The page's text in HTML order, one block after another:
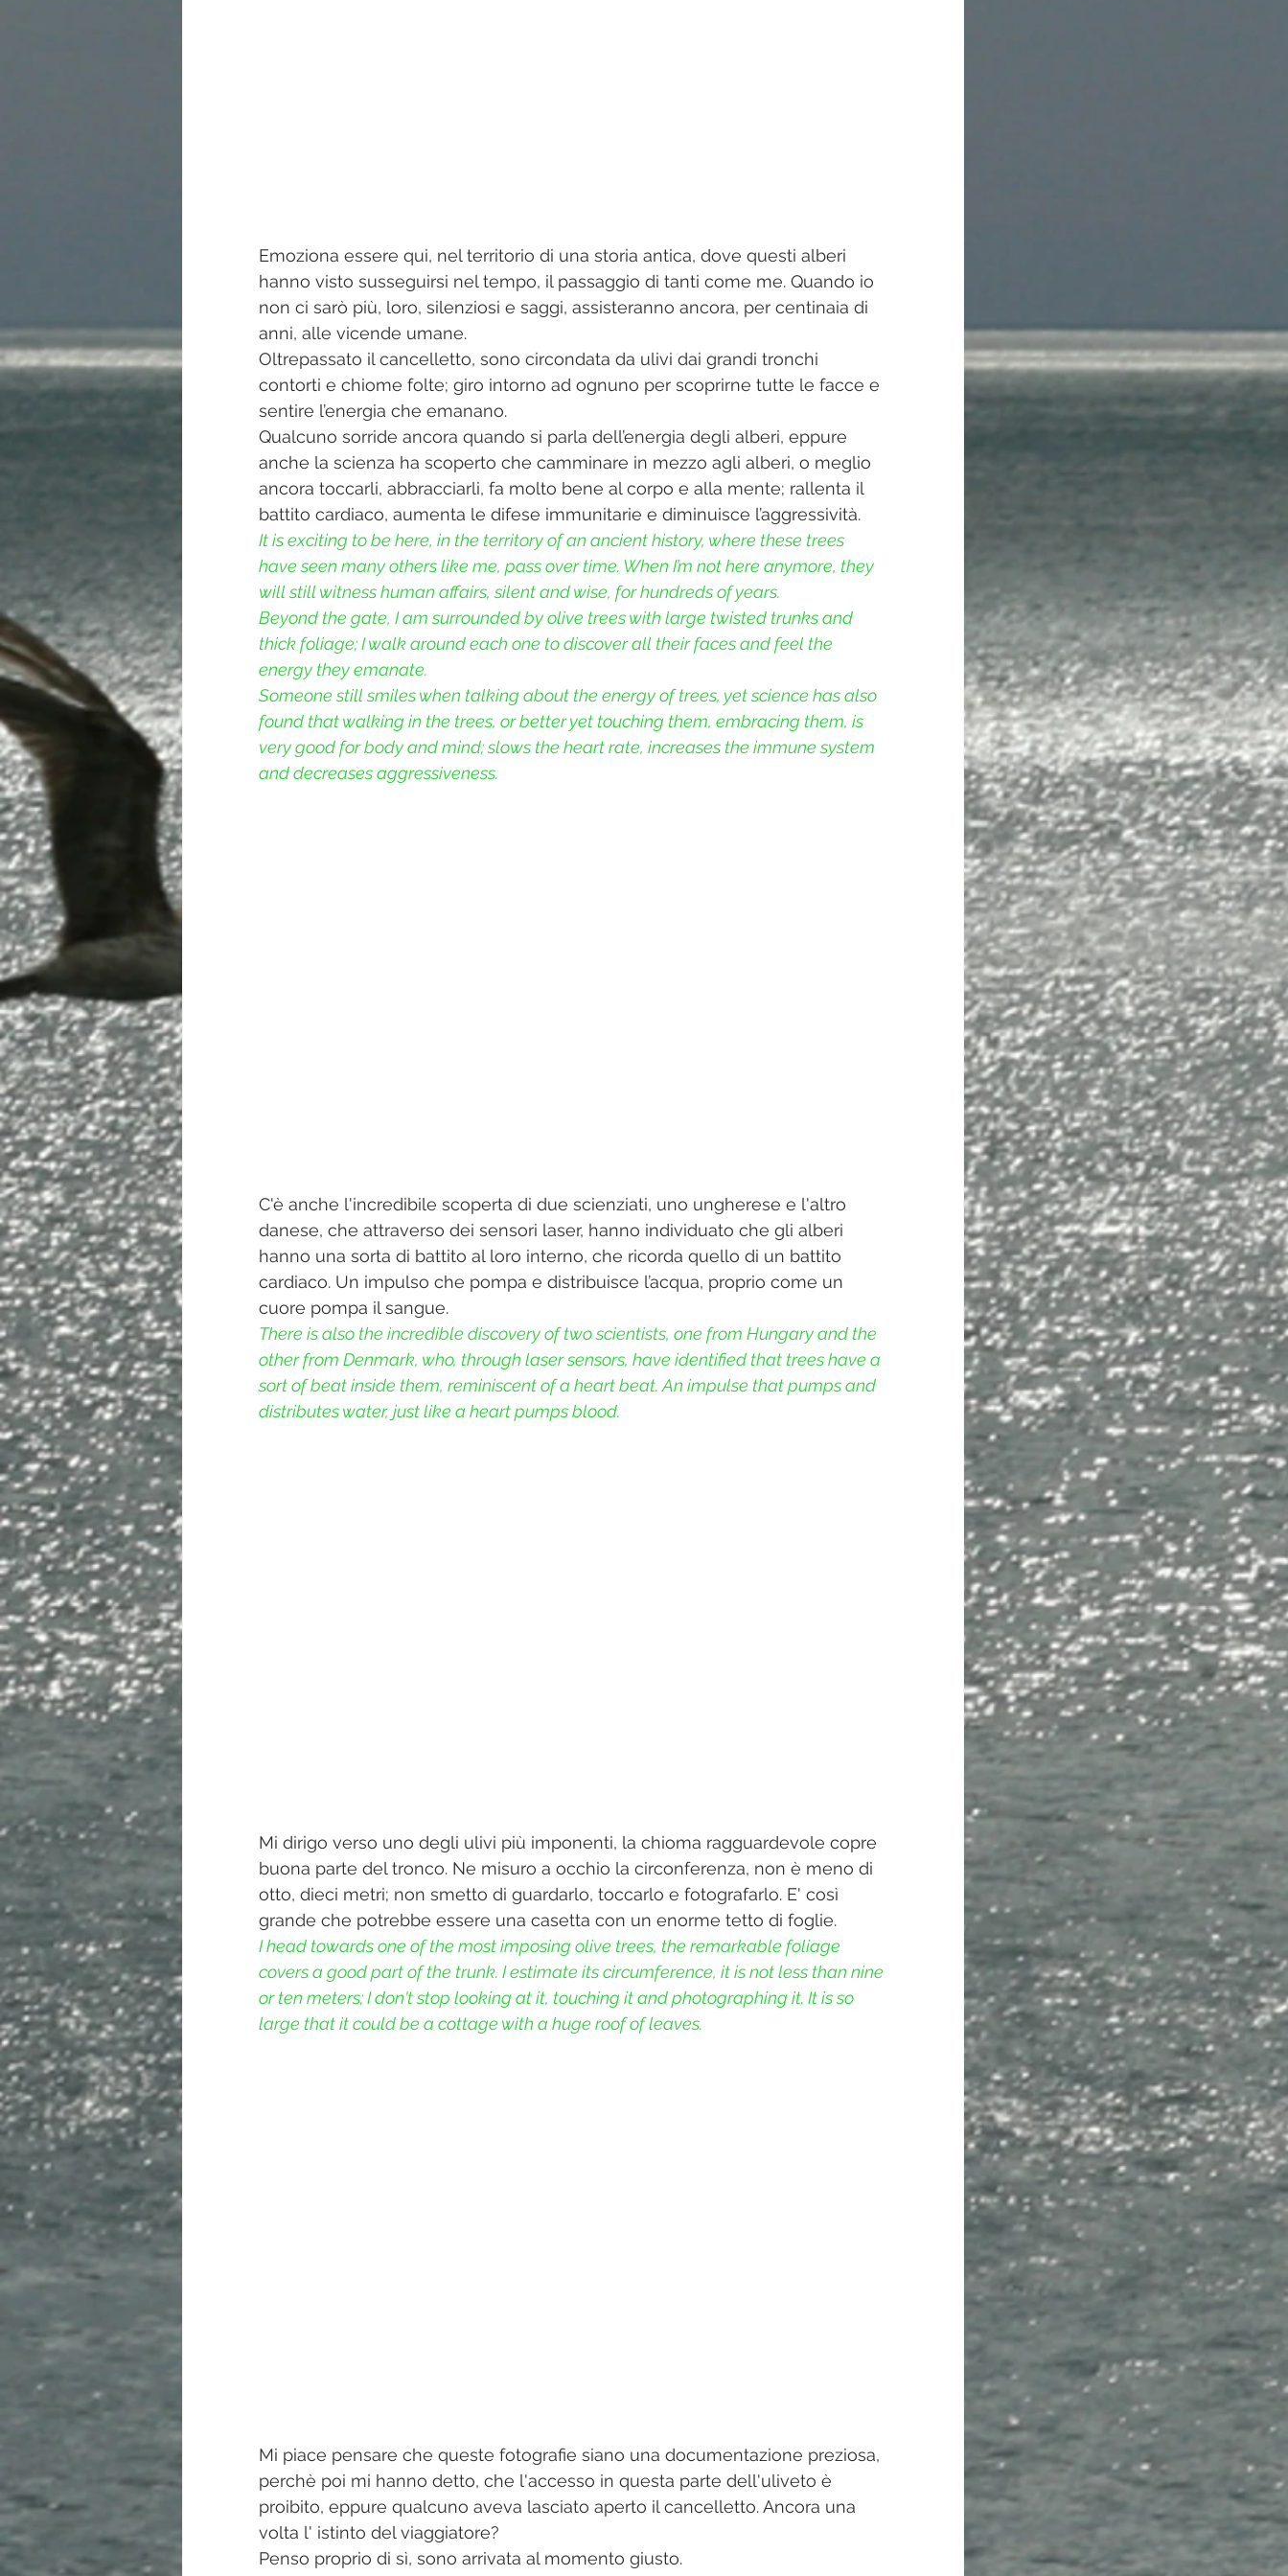
Emoziona essere qui, nel territorio di una storia antica, dove questi alberi
hanno visto susseguirsi nel tempo, il passaggio di tanti come me. Quando io
non ci sarò più, loro, silenziosi e saggi, assisteranno ancora, per centinaia di
anni, alle vicende umane.
Oltrepassato il cancelletto, sono circondata da ulivi dai grandi tronchi
contorti e chiome folte; giro intorno ad ognuno per scoprirne tutte le facce e
sentire l’energia che emanano.
Qualcuno sorride ancora quando si parla dell’energia degli alberi, eppure
anche la scienza ha scoperto che camminare in mezzo agli alberi, o meglio
ancora toccarli, abbracciarli, fa molto bene al corpo e alla mente; rallenta il
battito cardiaco, aumenta le difese immunitarie e diminuisce l’aggressività.
It is exciting to be here, in the territory of an ancient history, where these trees
have seen many others like me, pass over time. When I’m not here anymore, they
will still witness human affairs, silent and wise, for hundreds of years.
Beyond the gate, I am surrounded by olive trees with large twisted trunks and
thick foliage; I walk around each one to discover all their faces and feel the
energy they emanate.
Someone still smiles when talking about the energy of trees, yet science has also
found that walking in the trees, or better yet touching them, embracing them, is
very good for body and mind; slows the heart rate, increases the immune system
and decreases aggressiveness.
C'è anche l'incredibile scoperta di due scienziati, uno ungherese e l'altro
danese, che attraverso dei sensori laser, hanno individuato che gli alberi
hanno una sorta di battito al loro interno, che ricorda quello di un battito
cardiaco. Un impulso che pompa e distribuisce l’acqua, proprio come un
cuore pompa il sangue.
There is also the incredible discovery of two scientists, one from Hungary and the
other from Denmark, who, through laser sensors, have identified that trees have a
sort of beat inside them, reminiscent of a heart beat. An impulse that pumps and
distributes water, just like a heart pumps blood.
Mi dirigo verso uno degli ulivi più imponenti, la chioma ragguardevole copre
buona parte del tronco. Ne misuro a occhio la circonferenza, non è meno di
otto, dieci metri; non smetto di guardarlo, toccarlo e fotografarlo. E' così
grande che potrebbe essere una casetta con un enorme tetto di foglie.
I head towards one of the most imposing olive trees, the remarkable foliage
covers a good part of the trunk. I estimate its circumference, it is not less than nine
or ten meters; I don't stop looking at it, touching it and photographing it. It is so
large that it could be a cottage with a huge roof of leaves.
Mi piace pensare che queste fotografie siano una documentazione preziosa,
perchè poi mi hanno detto, che l'accesso in questa parte dell'uliveto è
proibito, eppure qualcuno aveva lasciato aperto il cancelletto. Ancora una
volta l' istinto del viaggiatore?
Penso proprio di sì, sono arrivata al momento giusto.